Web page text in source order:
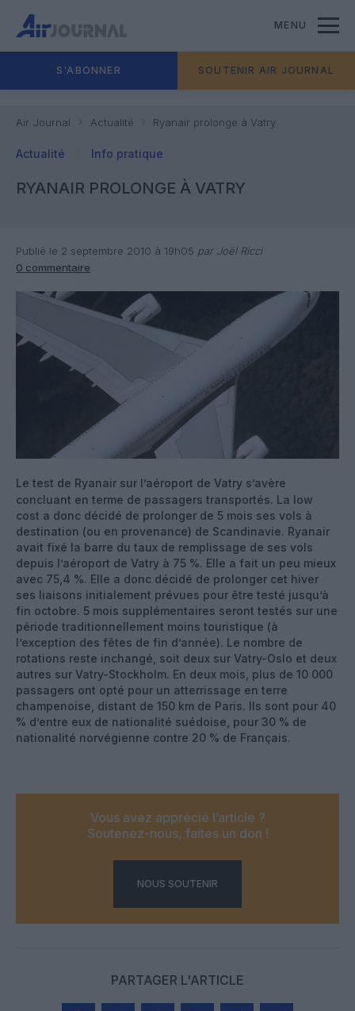
MENU
S'ABONNER SOUTENIR AIR JOURNAL
Air Journal Actualité Ryanair prolonge à Vatry
Actualité Info pratique
RYANAIR PROLONGE À VATRY
Publié le 2 septembre 2010 à 19h05 par Joël Ricci
0 commentaire
Le test de Ryanair sur l’aéroport de Vatry s’avère
concluant en terme de passagers transportés. La low
cost a donc décidé de prolonger de 5 mois ses vols à
destination (ou en provenance) de Scandinavie. Ryanair
avait fixé la barre du taux de remplissage de ses vols
depuis l’aéroport de Vatry à 75 %. Elle a fait un peu mieux
avec 75,4 %. Elle a donc décidé de prolonger cet hiver
ses liaisons initialement prévues pour être testé jusqu’à
fin octobre. 5 mois supplémentaires seront testés sur une
période traditionnellement moins touristique (à
l’exception des fêtes de fin d’année). Le nombre de
rotations reste inchangé, soit deux sur Vatry-Oslo et deux
autres sur Vatry-Stockholm. En deux mois, plus de 10 000
passagers ont opté pour un atterrissage en terre
champenoise, distant de 150 km de Paris. Ils sont pour 40
% d’entre eux de nationalité suédoise, pour 30 % de
nationalité norvégienne contre 20 % de Français.
Vous avez apprécié l’article ?
Soutenez-nous, faites un don !
NOUS SOUTENIR
PARTAGER L'ARTICLE